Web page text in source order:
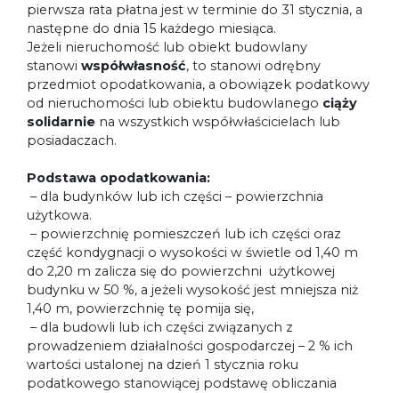
pierwsza rata płatna jest w terminie do 31 stycznia, a
następne do dnia 15 każdego miesiąca.
Jeżeli nieruchomość lub obiekt budowlany
stanowi współwłasność, to stanowi odrębny
przedmiot opodatkowania, a obowiązek podatkowy
od nieruchomości lub obiektu budowlanego ciąży
solidarnie na wszystkich współwłaścicielach lub
posiadaczach.
Podstawa opodatkowania:
– dla budynków lub ich części – powierzchnia
użytkowa.
– powierzchnię pomieszczeń lub ich części oraz
część kondygnacji o wysokości w świetle od 1,40 m
do 2,20 m zalicza się do powierzchni użytkowej
budynku w 50 %, a jeżeli wysokość jest mniejsza niż
1,40 m, powierzchnię tę pomija się,
– dla budowli lub ich części związanych z
prowadzeniem działalności gospodarczej – 2 % ich
wartości ustalonej na dzień 1 stycznia roku
podatkowego stanowiącej podstawę obliczania